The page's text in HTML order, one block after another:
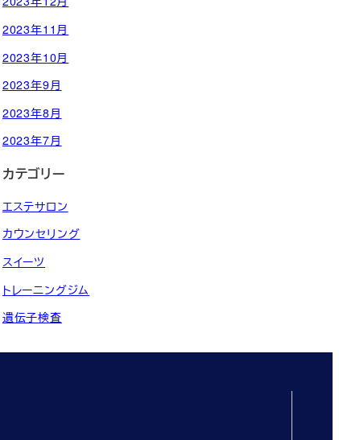
2023年11月
2023年10月
2023年9月
2023年8月
2023年7月
カテゴリー
エステサロン
カウンセリング
スイーツ
トレーニングジム
遺伝子検査